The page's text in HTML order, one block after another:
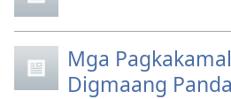
Mga
Digmaang